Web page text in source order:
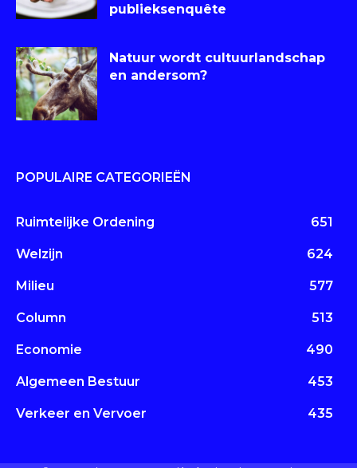
publieksenquête
Natuur wordt cultuurlandschap
en andersom?
POPULAIRE CATEGORIEËN
Ruimtelijke Ordening 651
Welzijn 624
Milieu 577
Column 513
Economie 490
Algemeen Bestuur 453
Verkeer en Vervoer 435